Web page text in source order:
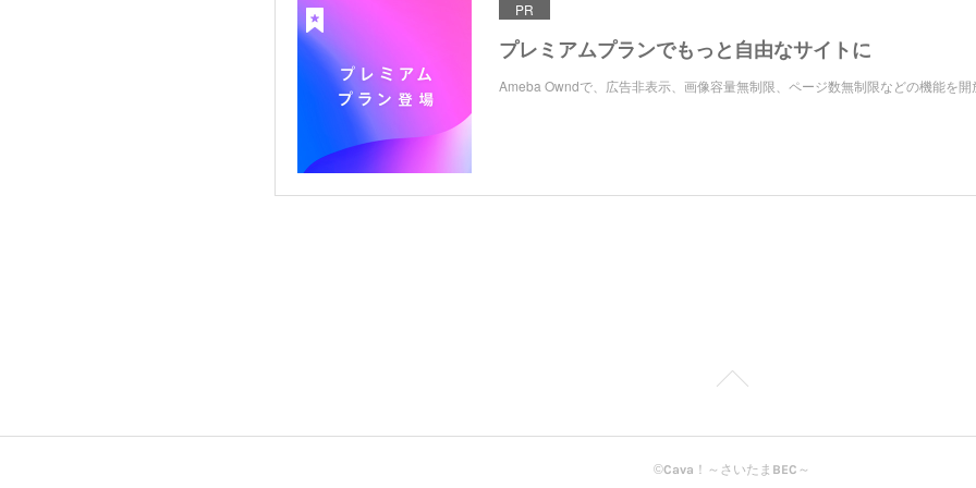
PR
プレミアムプランでもっと自由なサイトに
Ameba Owndで、広告非表示、画像容量無制限、ページ数無制限などの機能を開
©Cava！～さいたまBEC～